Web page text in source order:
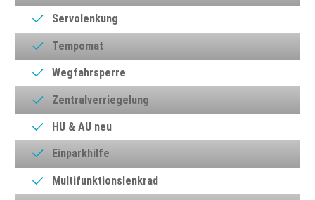
Servolenkung
Tempomat
Wegfahrsperre
Zentralverriegelung
HU & AU neu
Einparkhilfe
Multifunktionslenkrad